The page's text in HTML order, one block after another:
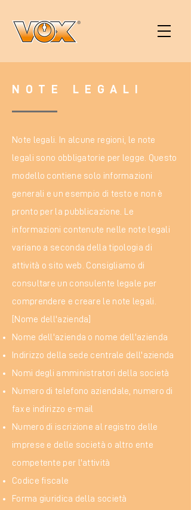
NOTE LEGALI
Note legali. In alcune regioni, le note
legali sono obbligatorie per legge. Questo
modello contiene solo informazioni
generali e un esempio di testo e non è
pronto per la pubblicazione. Le
informazioni contenute nelle note legali
variano a seconda della tipologia di
attività o sito web. Consigliamo di
consultare un consulente legale per
comprendere e creare le note legali.
[Nome dell'azienda]
Nome dell'azienda o nome dell'azienda
Indirizzo della sede centrale dell'azienda
Nomi degli amministratori della società
Numero di telefono aziendale, numero di
fax e indirizzo e-mail
Numero di iscrizione al registro delle
imprese e delle società o altro ente
competente per l'attività
Codice fiscale
Forma giuridica della società